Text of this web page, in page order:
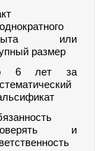
или
размер
6 лет за
и